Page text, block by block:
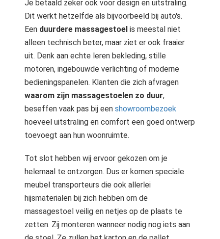
Je betaald zeker ook voor design en uitstraling.
Dit werkt hetzelfde als bijvoorbeeld bij auto's.
Een duurdere massagestoel is meestal niet
alleen technisch beter, maar ziet er ook fraaier
uit. Denk aan echte leren bekleding, stille
motoren, ingebouwde verlichting of moderne
bedieningspanelen. Klanten die zich afvragen
waarom zijn massagestoelen zo duur,
beseffen vaak pas bij een showroombezoek
hoeveel uitstraling en comfort een goed ontwerp
toevoegt aan hun woonruimte.
Tot slot hebben wij ervoor gekozen om je
helemaal te ontzorgen. Dus er komen speciale
meubel transporteurs die ook allerlei
hijsmaterialen bij zich hebben om de
massagestoel veilig en netjes op de plaats te
zetten. Zij monteren wanneer nodig nog iets aan